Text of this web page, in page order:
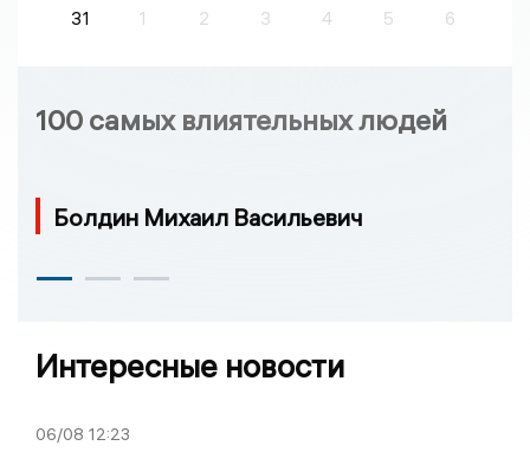
31
1 2 3 4 5 6
100 самых влиятельных людей
Болдин Михаил Васильевич
Интересные новости
06/08 12:23